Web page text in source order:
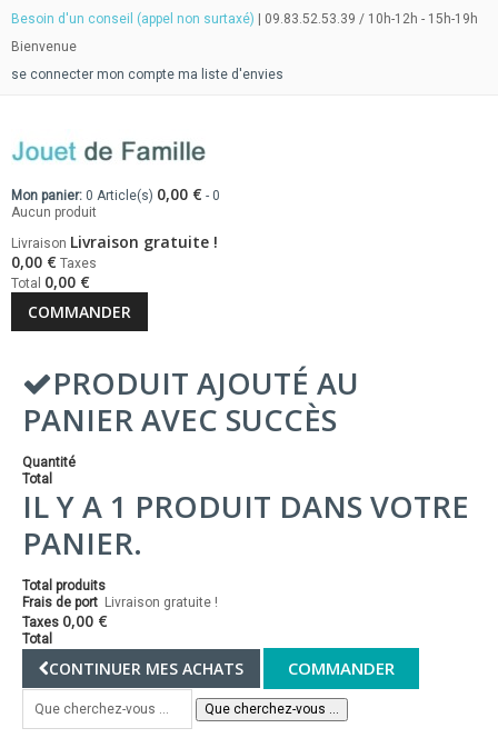
Besoin d'un conseil (appel non surtaxé) | 09.83.52.53.39 / 10h-12h - 15h-19h
Bienvenue
se connecter mon compte ma liste d'envies
Mon panier: 0 Article(s) 0,00 € - 0
Aucun produit
Livraison Livraison gratuite !
0,00 € Taxes
Total 0,00 €
COMMANDER
PRODUIT AJOUTÉ AU
PANIER AVEC SUCCÈS
Quantité
Total
IL Y A 1 PRODUIT DANS VOTRE
PANIER.
Total produits
Frais de port Livraison gratuite !
Taxes 0,00 €
Total
CONTINUER MES ACHATS COMMANDER
Que cherchez-vous ...